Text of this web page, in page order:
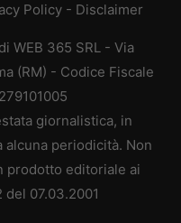
Policy - Disclaimer
WEB 365 SRL - Via
(RM) - Codice Fiscale
giornalistica, in
alcuna periodicità. Non
prodotto editoriale ai
07.03.2001